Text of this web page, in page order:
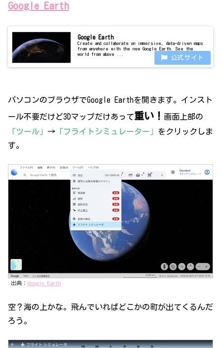
Google Earth
Google Earth
Create and collaborate on immersive, data-driven maps
from anywhere with the new Google Earth. See the
world from above ...
パソコンのブラウザでGoogle Earthを開きます。インスト
ール不要だけど3Dマップだけあって重い！ 画面上部の
「ツール」 → 「フライトシミュレーター」 をクリックしま
す。
出典： Google Earth
空？海の上かな。飛んでいればどこかの町が出てくるんだ
ろう。